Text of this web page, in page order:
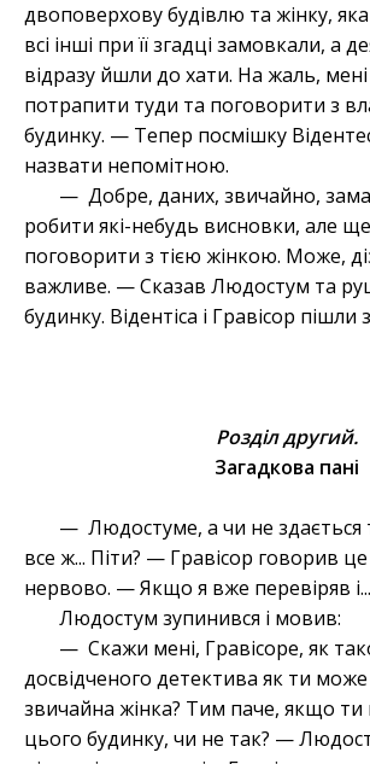
двоповерхову будівлю та жінку,
всі інші при її згадці замовкали, а
відразу йшли до хати. На жаль,
потрапити туди та поговорити з
будинку. — Тепер посмішку
назвати непомітною.
— Добре, даних, звичайно,
робити які-небудь висновки, але
поговорити з тією жінкою. Може,
важливе. — Сказав Людостум та
будинку. Відентіса і Гравісор пішли
Розділ другий.
Загадкова пані
— Людостуме, а чи не здається
все ж... Піти? — Гравісор говорив
нервово. — Якщо я вже перевіряв і...
Людостум зупинився і мовив:
— Скажи мені, Гравісоре, як
досвідченого детектива як ти
звичайна жінка? Тим паче, якщо ти
цього будинку, чи не так? —